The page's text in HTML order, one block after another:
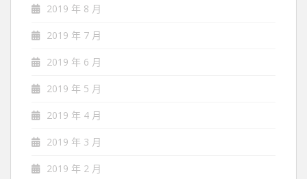
2019 年 8 月
2019 年 7 月
2019 年 6 月
2019 年 5 月
2019 年 4 月
2019 年 3 月
2019 年 2 月